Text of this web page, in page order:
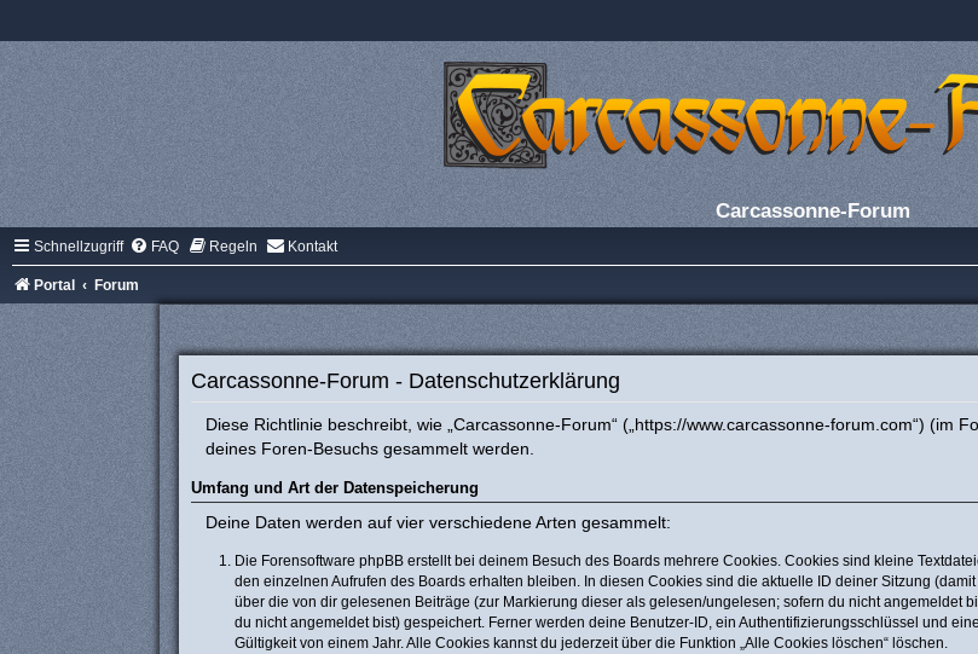
Carcassonne-Forum
Schnellzugriff FAQ Regeln Kontakt
Portal Forum
Carcassonne-Forum - Datenschutzerklärung
Diese Richtlinie beschreibt, wie „Carcassonne-Forum“ („https://www.carcassonne-forum.com“) (im
deines Foren-Besuchs gesammelt werden.
Umfang und Art der Datenspeicherung
Deine Daten werden auf vier verschiedene Arten gesammelt:
Die Forensoftware phpBB erstellt bei deinem Besuch des Boards mehrere Cookies. Cookies sind kleine
den einzelnen Aufrufen des Boards erhalten bleiben. In diesen Cookies sind die aktuelle ID deiner Sitzung
über die von dir gelesenen Beiträge (zur Markierung dieser als gelesen/ungelesen; sofern du nicht angemeldet
du nicht angemeldet bist) gespeichert. Ferner werden deine Benutzer-ID, ein Authentifizierungsschlüssel und
Gültigkeit von einem Jahr. Alle Cookies kannst du jederzeit über die Funktion „Alle Cookies löschen“ löschen.